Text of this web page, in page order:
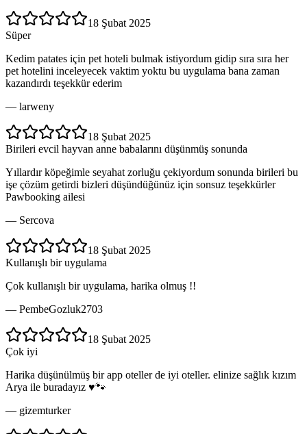
18 Şubat 2025
Süper
Kedim patates için pet hoteli bulmak istiyordum gidip sıra sıra her
pet hotelini inceleyecek vaktim yoktu bu uygulama bana zaman
kazandırdı teşekkür ederim
— larweny
18 Şubat 2025
Birileri evcil hayvan anne babalarını düşünmüş sonunda
Yıllardır köpeğimle seyahat zorluğu çekiyordum sonunda birileri bu
işe çözüm getirdi bizleri düşündüğünüz için sonsuz teşekkürler
Pawbooking ailesi
— Sercova
18 Şubat 2025
Kullanışlı bir uygulama
Çok kullanışlı bir uygulama, harika olmuş !!
— PembeGozluk2703
18 Şubat 2025
Çok iyi
Harika düşünülmüş bir app oteller de iyi oteller. elinize sağlık kızım
Arya ile buradayız ♥️🐾
— gizemturker